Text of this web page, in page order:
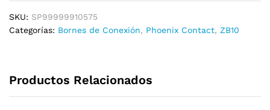
SKU: SP99999910575
Categorías: Bornes de Conexión, Phoenix Contact, ZB10
Productos Relacionados